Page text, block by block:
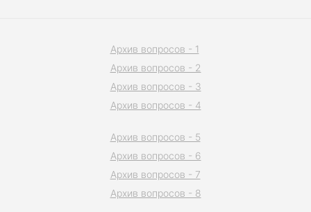
Архив вопросов - 1
Архив вопросов - 2
Архив вопросов - 3
Архив вопросов - 4
Архив вопросов - 5
Архив вопросов - 6
Архив вопросов - 7
Архив вопросов - 8